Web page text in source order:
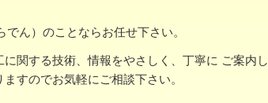
ん）のことならお任せ下さい。
関する技術、情報をやさしく、丁寧に ご案内し
すのでお気軽にご相談下さい。